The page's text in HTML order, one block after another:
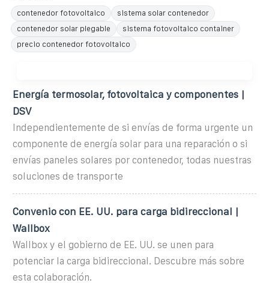
contenedor fotovoltaico
sistema solar contenedor
contenedor solar plegable
sistema fotovoltaico container
precio contenedor fotovoltaico
Energía termosolar, fotovoltaica y componentes |
DSV
Independientemente de si envías de forma urgente un
componente de energía solar para una reparación o si
envías paneles solares por contenedor, todas nuestras
soluciones de transporte
Convenio con EE. UU. para carga bidireccional |
Wallbox
Wallbox y el gobierno de EE. UU. se unen para
potenciar la carga bidireccional. Descubre más sobre
esta colaboración.